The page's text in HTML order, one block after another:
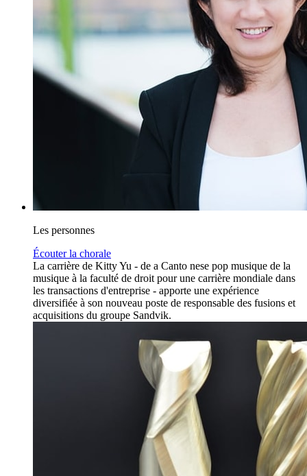
Les personnes
Écouter la chorale
La carrière de Kitty Yu - de a Canto nese pop musique de la
musique à la faculté de droit pour une carrière mondiale dans
les transactions d'entreprise - apporte une expérience
diversifiée à son nouveau poste de responsable des fusions et
acquisitions du groupe Sandvik.